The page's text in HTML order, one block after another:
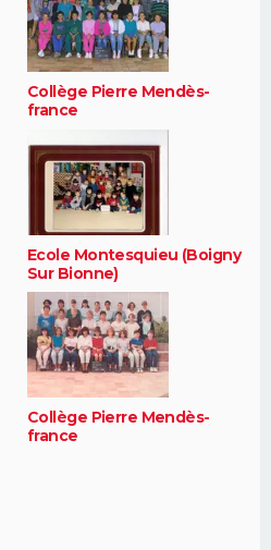
Collège Pierre Mendès-
france
Ecole Montesquieu (Boigny
Sur Bionne)
Collège Pierre Mendès-
france